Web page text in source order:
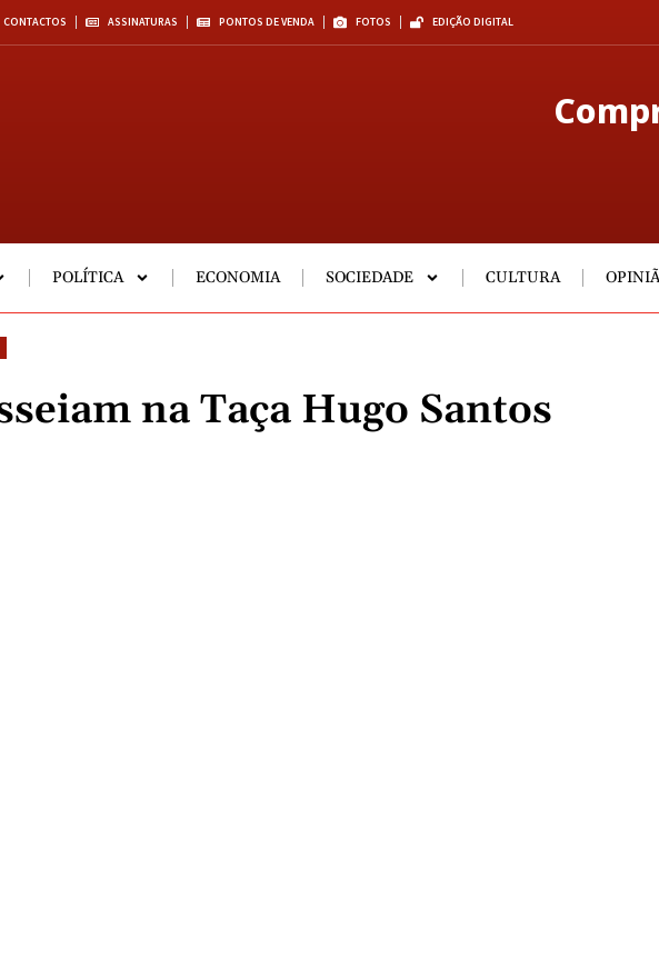
CONTACTOS ASSINATURAS PONTOS DE VENDA FOTOS EDIÇÃO DIGITAL
POLÍTICA ECONOMIA SOCIEDADE CULTURA
na Taça Hugo Santos